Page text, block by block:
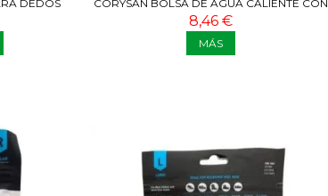
DEDOS
CORYSAN BOLSA DE AGUA CALIENTE CON
FORRO
8,46 €
MÁS